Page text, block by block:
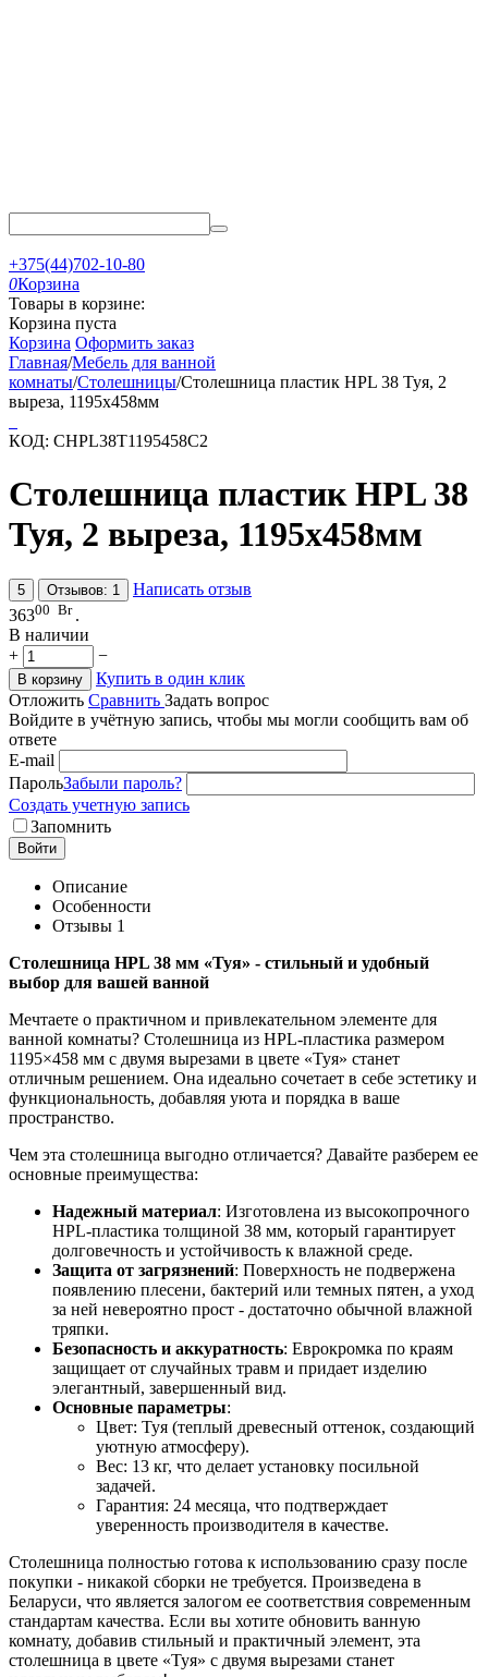
+375(44)702-10-80
0Корзина
Товары в корзине:
Корзина пуста
Корзина Оформить заказ
Главная/Мебель для ванной
комнаты/Столешницы/Столешница пластик HPL 38 Туя, 2
выреза, 1195х458мм
КОД: CHPL38T1195458C2
Столешница пластик HPL 38
Туя, 2 выреза, 1195х458мм
5 Отзывов: 1
Написать отзыв
36300 Br .
В наличии
+
−
В корзину
Купить в один клик
Отложить Сравнить Задать вопрос
Войдите в учётную запись, чтобы мы могли сообщить вам об
ответе
E-mail
ПарольЗабыли пароль?
Создать учетную запись
Запомнить
Войти
Описание
Особенности
Отзывы 1
Столешница HPL 38 мм «Туя» - стильный и удобный
выбор для вашей ванной
Мечтаете о практичном и привлекательном элементе для
ванной комнаты? Столешница из HPL-пластика размером
1195×458 мм с двумя вырезами в цвете «Туя» станет
отличным решением. Она идеально сочетает в себе эстетику и
функциональность, добавляя уюта и порядка в ваше
пространство.
Чем эта столешница выгодно отличается? Давайте разберем ее
основные преимущества:
Надежный материал: Изготовлена из высокопрочного
HPL-пластика толщиной 38 мм, который гарантирует
долговечность и устойчивость к влажной среде.
Защита от загрязнений: Поверхность не подвержена
появлению плесени, бактерий или темных пятен, а уход
за ней невероятно прост - достаточно обычной влажной
тряпки.
Безопасность и аккуратность: Еврокромка по краям
защищает от случайных травм и придает изделию
элегантный, завершенный вид.
Основные параметры:
Цвет: Туя (теплый древесный оттенок, создающий
уютную атмосферу).
Вес: 13 кг, что делает установку посильной
задачей.
Гарантия: 24 месяца, что подтверждает
уверенность производителя в качестве.
Столешница полностью готова к использованию сразу после
покупки - никакой сборки не требуется. Произведена в
Беларуси, что является залогом ее соответствия современным
стандартам качества. Если вы хотите обновить ванную
комнату, добавив стильный и практичный элемент, эта
столешница в цвете «Туя» с двумя вырезами станет